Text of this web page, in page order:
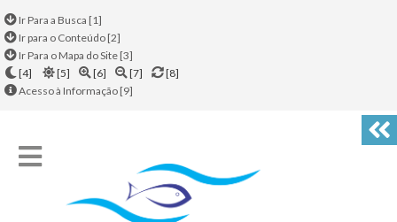
Ir Para a Busca [1]
Ir para o Conteúdo [2]
Ir Para o Mapa do Site [3]
[4]
[5] [6] [7]
[8]
Acesso à Informação [9]